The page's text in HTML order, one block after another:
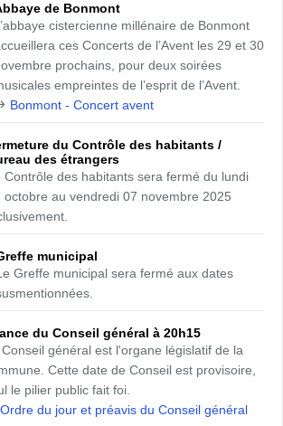
de Bonmont
cistercienne millénaire de Bonmont
ces Concerts de l’Avent les 29 et 30
prochains, pour deux soirées
empreintes de l’esprit de l’Avent.
Bonmont - Concert avent
du Contrôle des habitants /
des étrangers
Contrôle des habitants sera fermé du lundi
octobre au vendredi 07 novembre 2025
municipal
Greffe municipal sera fermé aux dates
du Conseil général à 20h15
Conseil général est l'organe législatif de la
Cette date de Conseil est provisoire,
le pilier public fait foi.
Ordre du jour et préavis du Conseil général